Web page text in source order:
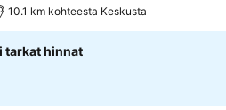
10.1 km kohteesta Keskusta
tarkat hinnat